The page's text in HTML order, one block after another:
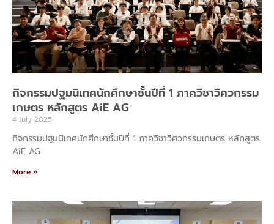
กิจกรรมปฐมนิเทศนักศึกษาชั้นปีที่ 1 ภาควิชาวิศวกรรม
เกษตร หลักสูตร AiE AG
4 July 2025
กิจกรรมปฐมนิเทศนักศึกษาชั้นปีที่ 1 ภาควิชาวิศวกรรมเกษตร หลักสูตร
AiE AG
More »